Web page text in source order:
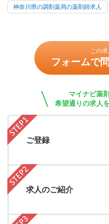
神奈川県の調剤薬局の薬剤師求人
この
フォームで
マイナビ薬
希望通りの求人
ご登録
求人のご紹介